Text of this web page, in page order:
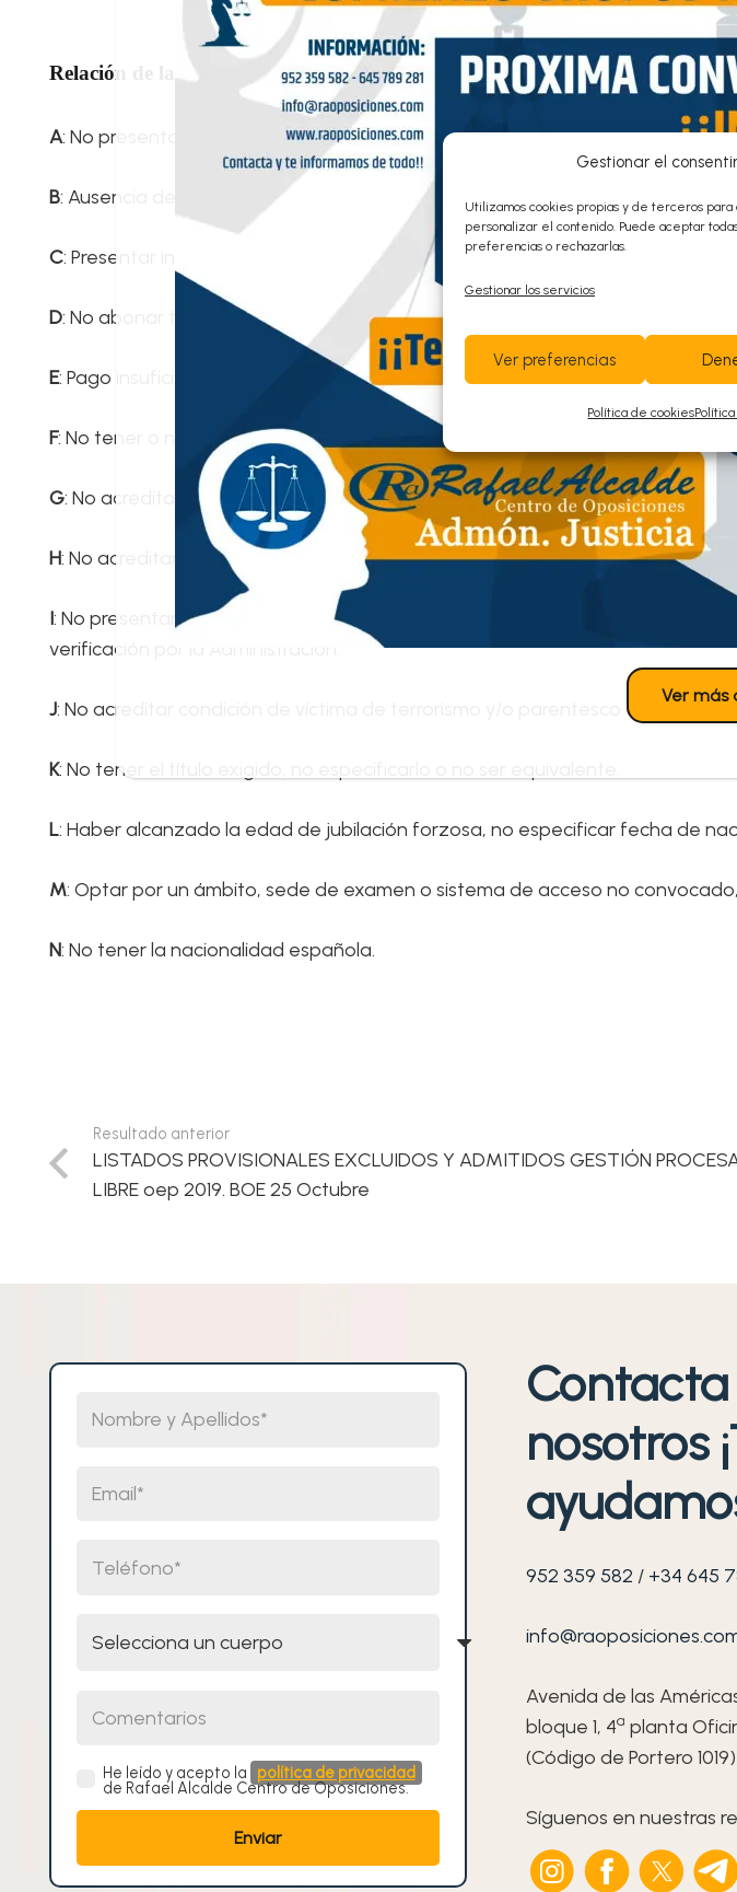
Gestionar el
Utilizamos cookies propias y de terceros
personalizar el contenido. Puede aceptar
preferencias o rechazarlas.
Gestionar los servicios
Ver preferencias
Política de cookies
Relación de las causas de exclusión definitivas
A: No presentar modelo de instancia normalizado o no presentarla por vía
B: Ausencia de firma en la instancia, o no cumplimentar datos personales
C: Presentar instancia fuera de plazo o fecha no legible.
D: No abonar tasa de examen, abonar fuera de plazo.
E: Pago insuficiente tasa de examen, o no acreditar exención o reducción.
F: No tener o no acreditar rentas inferiores al salario mínimo interprofesional
G: No acreditar condición legal y grado de discapacidad según bases
H: No acreditar categoría de familia numerosa que corresponda o no haber
I: No presentar certificado del servicio público de empleo estatal en los
verificación por la Administración.
J: No acreditar condición de víctima de terrorismo y/o parentesco con la
K: No tener el título exigido, no especificarlo o no ser equivalente.
L: Haber alcanzado la edad de jubilación forzosa, no especificar fecha de
M: Optar por un ámbito, sede de examen o sistema de acceso no
N: No tener la nacionalidad española.
Resultado anterior
LISTADOS PROVISIONALES EXCLUIDOS Y ADMITIDOS GESTIÓN
LIBRE oep 2019. BOE 25 Octubre
He leído y acepto la política de privacidad
de Rafael Alcalde Centro de Oposiciones.
nosotros
952 359 582 / +34 645
Avenida de las
bloque 1, 4ª planta
(Código de Portero 1019)
Síguenos en nuestras
Ver más